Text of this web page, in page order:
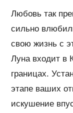
Любовь так
сильно
свою жизнь с
Луна входит в
границах.
этапе ваших
искушение